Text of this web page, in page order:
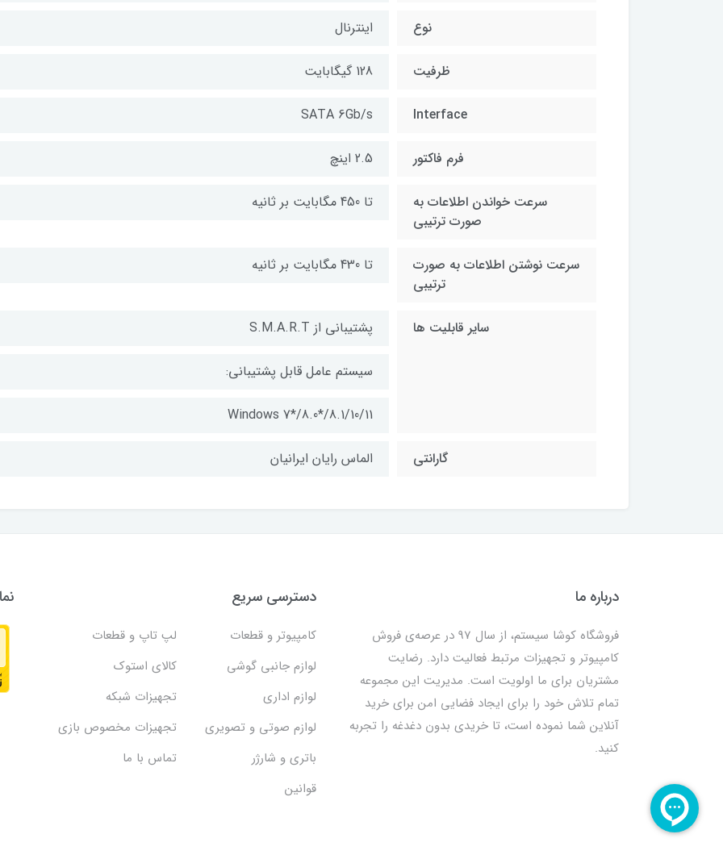
نوع اینترنال
ظرفیت 128 گیگابایت
Interface
SATA 6Gb/s
فرم فاکتور 2.5 اینچ
سرعت خواندن اطلاعات به
صورت ترتیبی
تا 450 مگابایت بر ثانیه
سرعت نوشتن اطلاعات به صورت
ترتیبی
تا 430 مگابایت بر ثانیه
سایر قابلیت ها پشتیبانی از S.M.A.R.T
سیستم عامل قابل پشتیبانی:
Windows 7*/8.0*/8.1/10/11
گارانتی الماس رایان ایرانیان
درباره ما
فروشگاه کوشا سیستم، از سال 97 در عرصه‌ی فروش
کامپیوتر و تجهیزات مرتبط فعالیت دارد. رضایت
مشتریان برای ما اولویت است. مدیریت این مجموعه
تمام تلاش خود را برای ایجاد فضایی امن برای خرید
آنلاین شما نموده است، تا خریدی بدون دغدغه را تجربه
کنید.
دسترسی سریع
کامپیوتر و قطعات
لپ تاپ و قطعات
لوازم جانبی گوشی
کالای استوک
لوازم اداری
تجهیزات شبکه
لوازم صوتی و تصویری
تجهیزات مخصوص بازی
باتری و شارژر
تماس با ما
قوانین